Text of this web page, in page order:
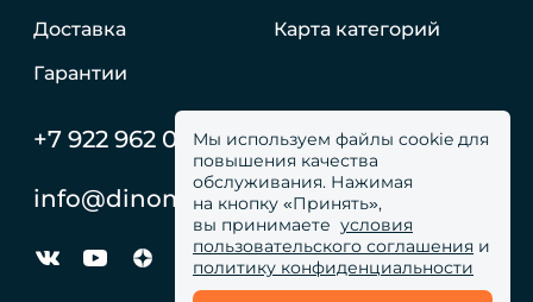
Мы используем файлы cookie для
повышения качества
обслуживания. Нажимая
на кнопку «Принять»,
вы принимаете условия
пользовательского соглашения и
политику конфиденциальности
Доставка
Гарантии
Карта категорий
+7 922 962 05 59
info@dinomachine.ru